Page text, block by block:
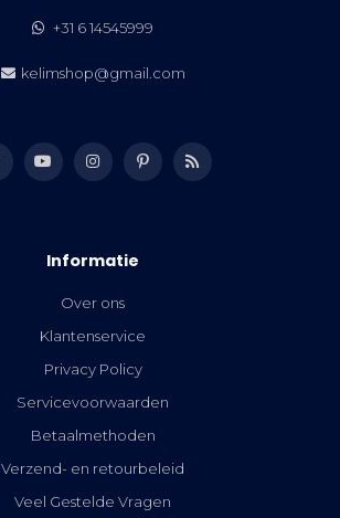
+31 6 14545999
kelimshop@gmail.com
Informatie
Over ons
Klantenservice
Privacy Policy
Servicevoorwaarden
Betaalmethoden
Verzend- en retourbeleid
Veel Gestelde Vragen